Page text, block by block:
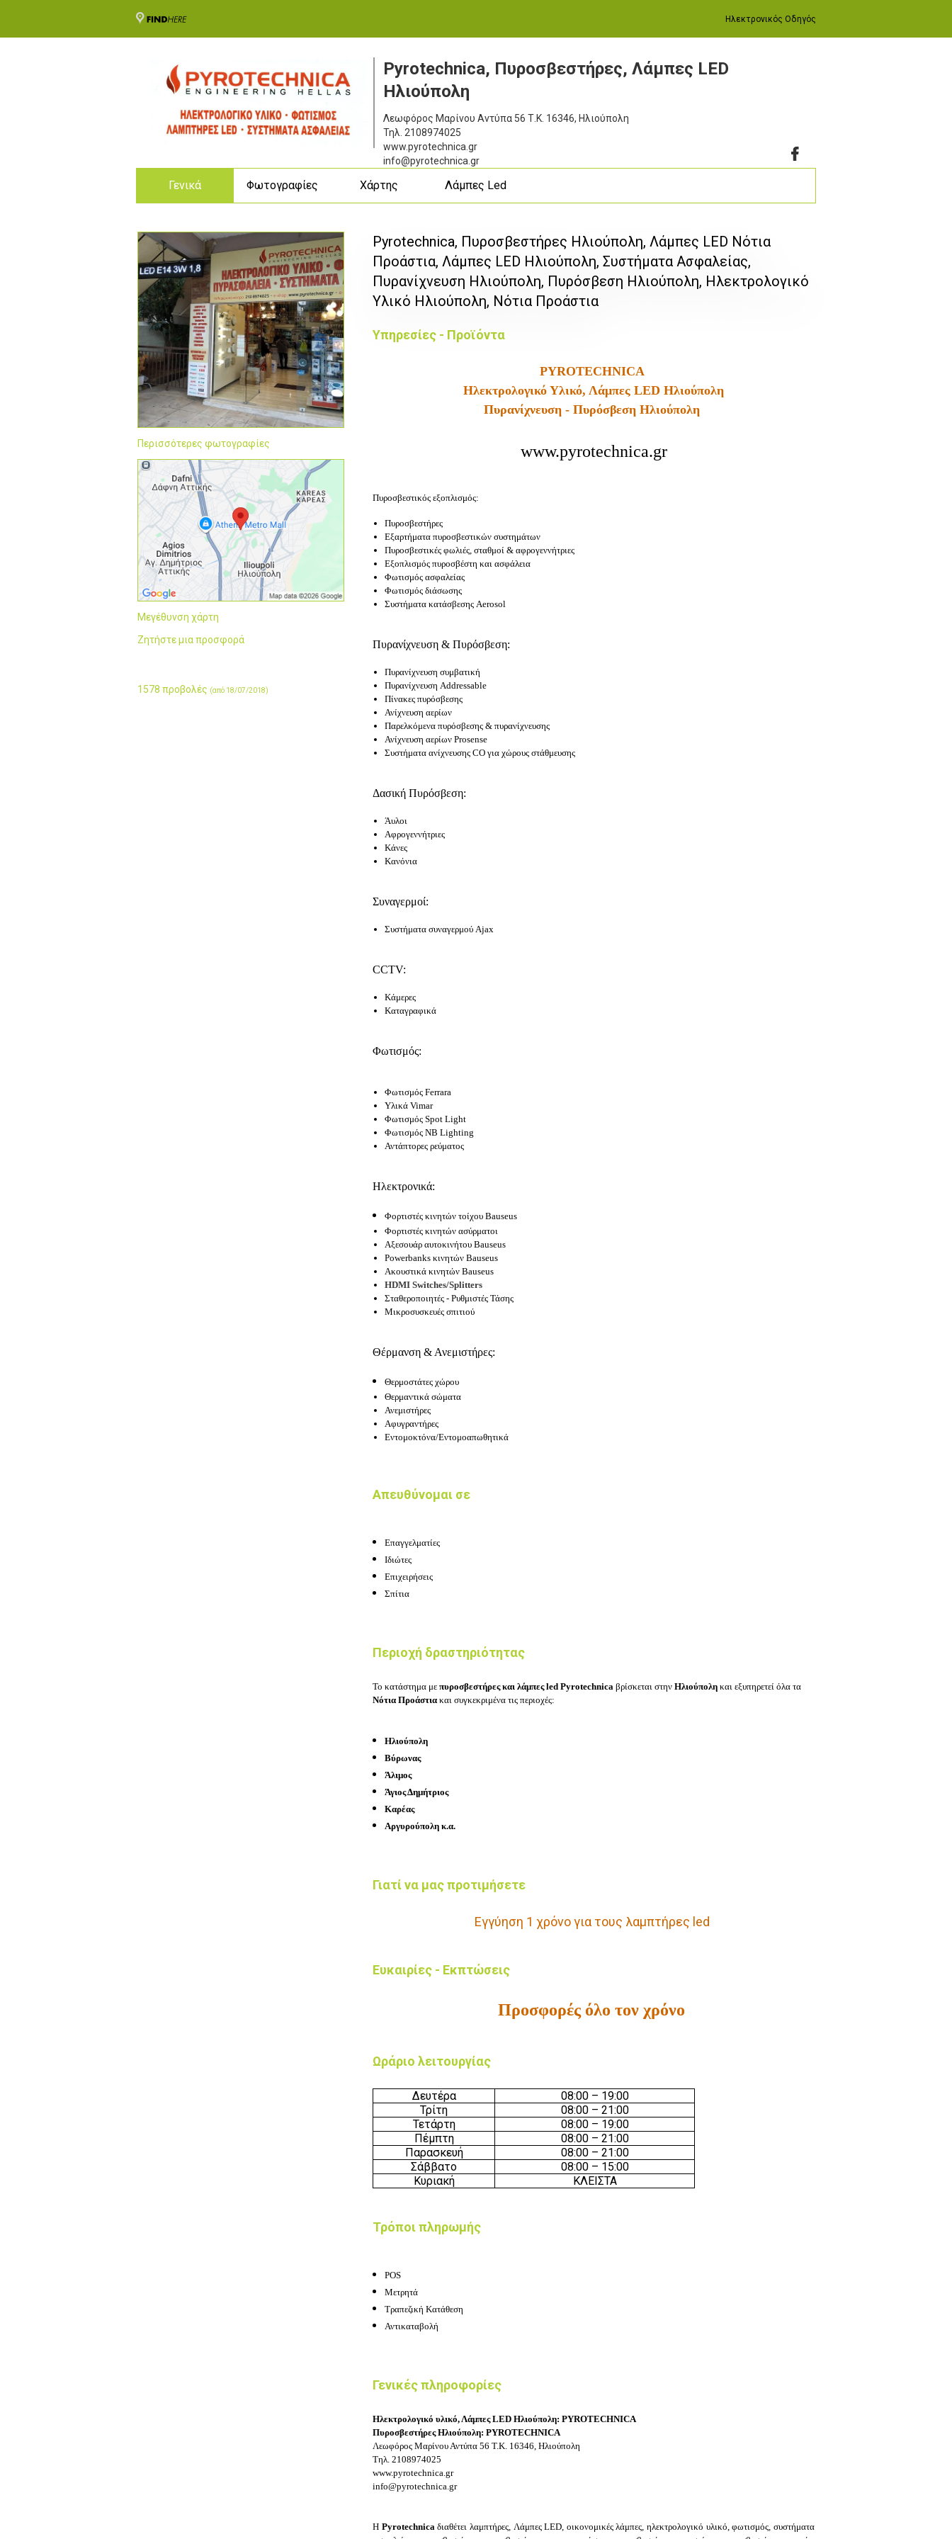
Ηλεκτρονικός Οδηγός
Pyrotechnica, Πυροσβεστήρες, Λάμπες LED
Ηλιούπολη
Λεωφόρος Μαρίνου Αντύπα 56 Τ.Κ. 16346, Ηλιούπολη
Τηλ. 2108974025
www.pyrotechnica.gr
info@pyrotechnica.gr
Γενικά Φωτογραφίες Χάρτης Λάμπες Led
Περισσότερες φωτογραφίες
Μεγέθυνση χάρτη
Ζητήστε μια προσφορά
1578 προβολές (από 18/07/2018)
Pyrotechnica, Πυροσβεστήρες Ηλιούπολη, Λάμπες LED Νότια
Προάστια, Λάμπες LED Ηλιούπολη, Συστήματα Ασφαλείας,
Πυρανίχνευση Ηλιούπολη, Πυρόσβεση Ηλιούπολη, Ηλεκτρολογικό
Υλικό Ηλιούπολη, Νότια Προάστια
Υπηρεσίες - Προϊόντα
PYROTECHNICA
Ηλεκτρολογικό Υλικό, Λάμπες LED Ηλιούπολη
Πυρανίχνευση - Πυρόσβεση Ηλιούπολη
www.pyrotechnica.gr
Πυροσβεστικός εξοπλισμός:
Πυροσβεστήρες
Εξαρτήματα πυροσβεστικών συστημάτων
Πυροσβεστικές φωλιές, σταθμοί & αφρογεννήτριες
Εξοπλισμός πυροσβέστη και ασφάλεια
Φωτισμός ασφαλείας
Φωτισμός διάσωσης
Συστήματα κατάσβεσης Aerosol
Πυρανίχνευση & Πυρόσβεση:
Πυρανίχνευση συμβατική
Πυρανίχνευση Addressable
Πίνακες πυρόσβεσης
Ανίχνευση αερίων
Παρελκόμενα πυρόσβεσης & πυρανίχνευσης
Ανίχνευση αερίων Prosense
Συστήματα ανίχνευσης CO για χώρους στάθμευσης
Δασική Πυρόσβεση:
Άυλοι
Αφρογεννήτριες
Κάνες
Κανόνια
Συναγερμοί:
Συστήματα συναγερμού Ajax
CCTV:
Κάμερες
Καταγραφικά
Φωτισμός:
Φωτισμός Ferrara
Υλικά Vimar
Φωτισμός Spot Light
Φωτισμός NB Lighting
Αντάπτορες ρεύματος
Ηλεκτρονικά:
Φορτιστές κινητών τοίχου Bauseus
Φορτιστές κινητών ασύρματοι
Αξεσουάρ αυτοκινήτου Bauseus
Powerbanks κινητών Bauseus
Ακουστικά κινητών Bauseus
HDMI Switches/Splitters
Σταθεροποιητές - Ρυθμιστές Τάσης
Μικροσυσκευές σπιτιού
Θέρμανση & Ανεμιστήρες:
Θερμοστάτες χώρου
Θερμαντικά σώματα
Ανεμιστήρες
Αφυγραντήρες
Εντομοκτόνα/Εντομοαπωθητικά
Απευθύνομαι σε
Επαγγελματίες
Ιδιώτες
Επιχειρήσεις
Σπίτια
Περιοχή δραστηριότητας
Το κατάστημα με πυροσβεστήρες και λάμπες led Pyrotechnica βρίσκεται στην Ηλιούπολη και εξυπηρετεί όλα τα
Νότια Προάστια και συγκεκριμένα τις περιοχές:
Ηλιούπολη
Βύρωνας
Άλιμος
Άγιος Δημήτριος
Καρέας
Αργυρούπολη κ.α.
Γιατί να μας προτιμήσετε
Εγγύηση 1 χρόνο για τους λαμπτήρες led
Ευκαιρίες - Εκπτώσεις
Προσφορές όλο τον χρόνο
Ωράριο λειτουργίας
Δευτέρα
08:00 – 19:00
Τρίτη
08:00 – 21:00
Τετάρτη
08:00 – 19:00
Πέμπτη
08:00 – 21:00
Παρασκευή
08:00 – 21:00
Σάββατο
08:00 – 15:00
Κυριακή
ΚΛΕΙΣΤΑ
Τρόποι πληρωμής
POS
Μετρητά
Τραπεζική Κατάθεση
Αντικαταβολή
Γενικές πληροφορίες
Ηλεκτρολογικό υλικό, Λάμπες LED Ηλιούπολη: PYROTECHNICA
Πυροσβεστήρες Ηλιούπολη: PYROTECHNICA
Λεωφόρος Μαρίνου Αντύπα 56 Τ.Κ. 16346, Ηλιούπολη
Τηλ. 2108974025
www.pyrotechnica.gr
info@pyrotechnica.gr
Η Pyrotechnicaδιαθέτει λαμπτήρες, Λάμπες LED, οικονομικές λάμπες, ηλεκτρολογικό υλικό, φωτισμός, συστήματα